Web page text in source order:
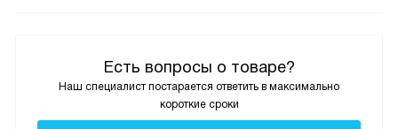
Есть вопросы о товаре?
Наш специалист постарается ответить в максимально
короткие сроки